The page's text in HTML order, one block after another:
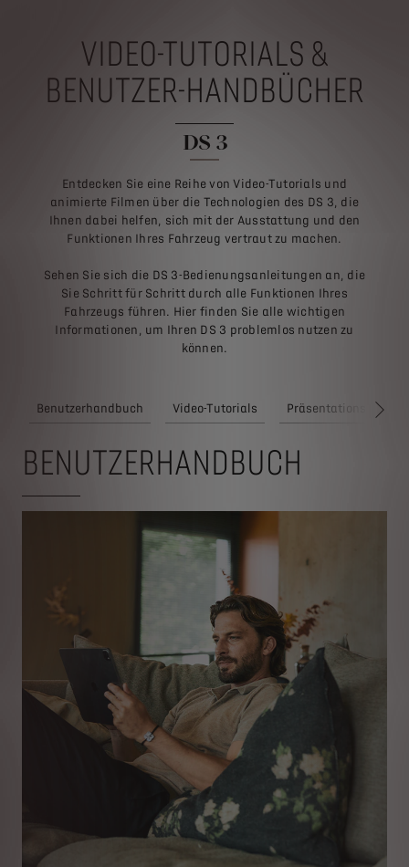
VIDEO-TUTORIALS &
BENUTZER-HANDBÜCHER
DS 3
Entdecken Sie eine Reihe von Video-Tutorials und
animierte Filmen über die Technologien des DS 3, die
Ihnen dabei helfen, sich mit der Ausstattung und den
Funktionen Ihres Fahrzeug vertraut zu machen.
Sehen Sie sich die DS 3-Bedienungsanleitungen an, die
Sie Schritt für Schritt durch alle Funktionen Ihres
Fahrzeugs führen. Hier finden Sie alle wichtigen
Informationen, um Ihren DS 3 problemlos nutzen zu
können.
Benutzerhandbuch Video-Tutorials Präsentationsvideos
BENUTZERHANDBUCH